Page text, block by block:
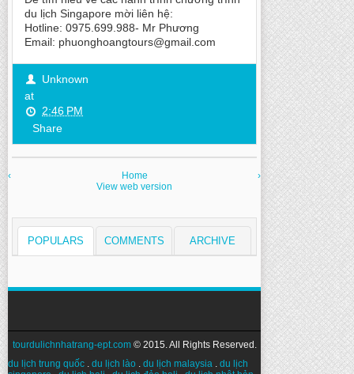
du lịch Singapore mời liên hệ:
Hotline: 0975.699.988- Mr Phương
Email: phuonghoangtours@gmail.com
Unknown
at
2:46 PM
Share
‹ ›
Home
View web version
POPULARS COMMENTS ARCHIVE
tourdulichnhatrang-ept.com© 2015. All Rights Reserved.
du lịch trung quốc
du lịch lào du lịch malaysia
du lịch